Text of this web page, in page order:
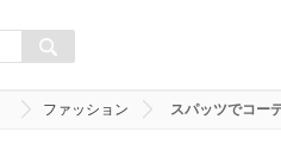
ファッション スパッツでコー